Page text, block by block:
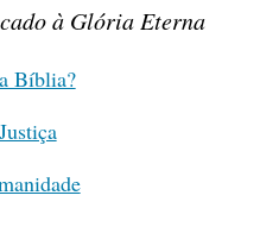
à Glória Eterna
Bíblia?